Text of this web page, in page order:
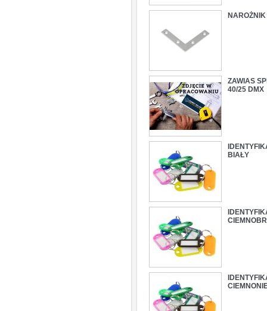
ZAWIAS
40/25 DMX
BIAŁY